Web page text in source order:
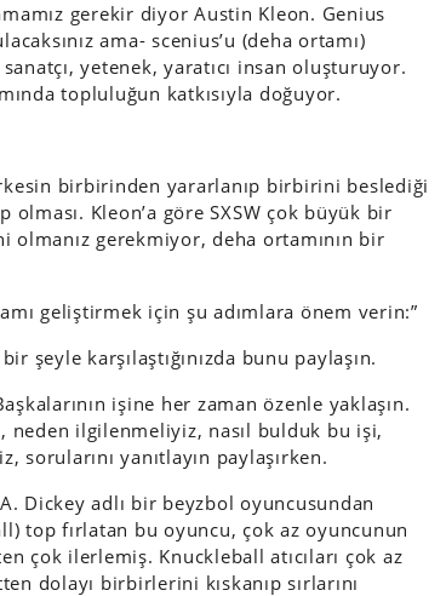
gerekir diyor Austin Kleon. Genius
ama- scenius’u (deha ortamı)
yetenek, yaratıcı insan oluşturuyor.
topluluğun katkısıyla doğuyor.
birbirinden yararlanıp birbirini beslediği
Kleon’a göre SXSW çok büyük bir
olmanız gerekmiyor, deha ortamının bir
geliştirmek için şu adımlara önem verin:”
şeyle karşılaştığınızda bunu paylaşın.
işine her zaman özenle yaklaşın.
neden ilgilenmeliyiz, nasıl bulduk bu işi,
yanıtlayın paylaşırken.
Dickey adlı bir beyzbol oyuncusundan
top fırlatan bu oyuncu, çok az oyuncunun
çok ilerlemiş. Knuckleball atıcıları çok az
dolayı birbirlerini kıskanıp sırlarını